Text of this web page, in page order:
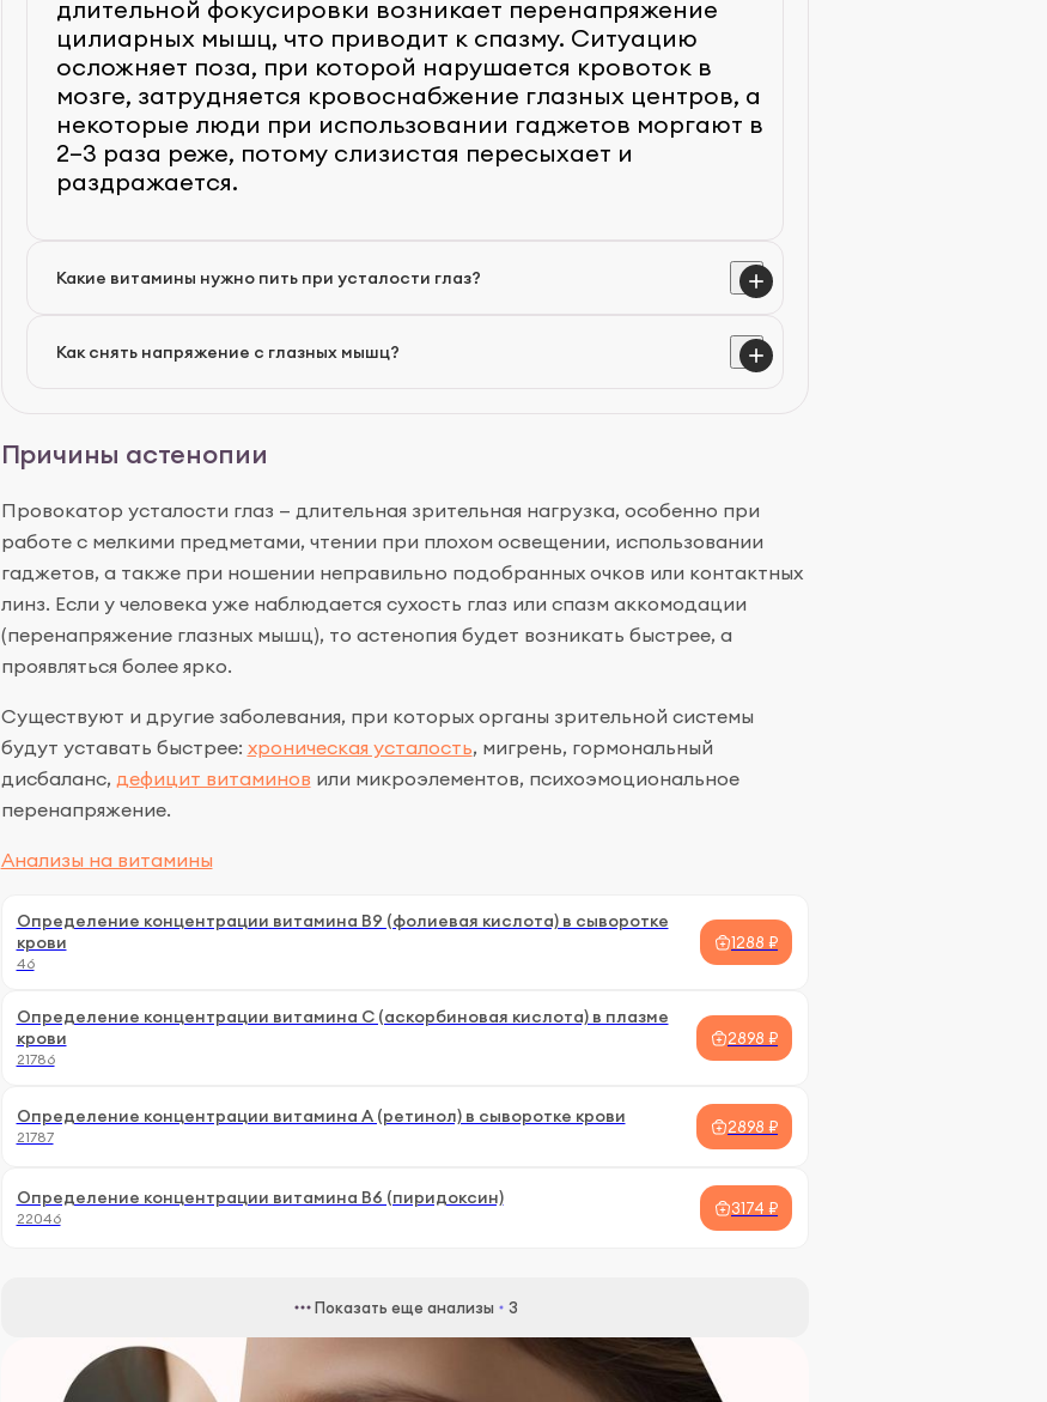
длительной фокусировки возникает перенапряжение
цилиарных мышц, что приводит к спазму. Ситуацию
осложняет поза, при которой нарушается кровоток в
мозге, затрудняется кровоснабжение глазных центров, а
некоторые люди при использовании гаджетов моргают в
2–3 раза реже, потому слизистая пересыхает и
раздражается.
Какие витамины нужно пить при усталости глаз?
Витамины группы В улучшают работу нервных клеток,
способствуют нормализации кровообращения,
снижают напряжение глазных мышц. Ретинол необходим
для поддержания здоровья сетчатки, аскорбиновая
клеток. Но принимать любые медикаменты можно только
Как снять напряжение с глазных мышц?
На работе можно выполнить легкий массаж век, а также
упражнения: моргание, движение глазами вверх-вниз,
по кругу, фокусирование на объектах, расположенных
на разном расстоянии. Эти действия занимают 5 минут,
незаметны окружающим. Дома можно сделать тепловой
влажное полотенце на несколько минут для релаксации
мышц, улучшения кровообращения.
Для профилактики астенопии в течение дня нужно делать регулярные перерывы в
зрительной работе, используя правило «20-20-20»: каждые 20 минут смотреть на
Причины астенопии
Провокатор усталости глаз — длительная зрительная нагрузка, особенно при
работе с мелкими предметами, чтении при плохом освещении, использовании
гаджетов, а также при ношении неправильно подобранных очков или контактных
линз. Если у человека уже наблюдается сухость глаз или спазм аккомодации
(перенапряжение глазных мышц), то астенопия будет возникать быстрее, а
проявляться более ярко.
Существуют и другие заболевания, при которых органы зрительной системы
будут уставать быстрее: хроническая усталость, мигрень, гормональный
дисбаланс, дефицит витаминов или микроэлементов, психоэмоциональное
перенапряжение.
Анализы на витамины
Определение концентрации витамина B9 (фолиевая кислота) в сыворотке
крови
46
1288 ₽
Определение концентрации витамина С (аскорбиновая кислота) в плазме
крови
21786
2898 ₽
Определение концентрации витамина А (ретинол) в сыворотке крови
21787
2898 ₽
Определение концентрации витамина В6 (пиридоксин)
22046
3174 ₽
Показать еще анализы 3